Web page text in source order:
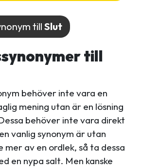
till Slut
till
behöver inte vara en
mening utan är en lösning
behöver inte vara direkt
vanlig synonym är utan
mer av en ordlek, så ta dessa
en nypa salt. Men kanske